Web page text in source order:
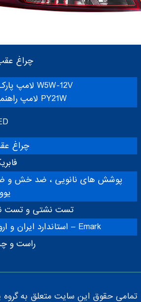
چراغ
لامپ پارک W5W-12V
لامپ راهنما PY21W
چراغ
پوشش های نانویی ، ضد خش و
تست نشتی و تست
استاندارد ایران و اروپا – Emark
راست و
تمامی حقوق این سایت متعلق به